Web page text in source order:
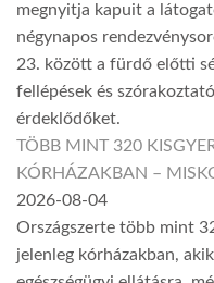
megnyitja kapuit a
négynapos
23. között a fürdő előtti
fellépések és
érdeklődőket.
TÖBB MINT 320
KÓRHÁZAKBAN –
2026-08-04
Országszerte több mint
jelenleg kórházakban,